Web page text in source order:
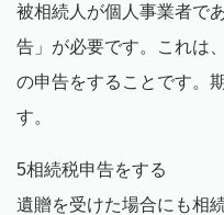
被相続人が個人事業者で
告」が必要です。これは
の申告をすることです。
す。
5相続税申告をする
遺贈を受けた場合にも相